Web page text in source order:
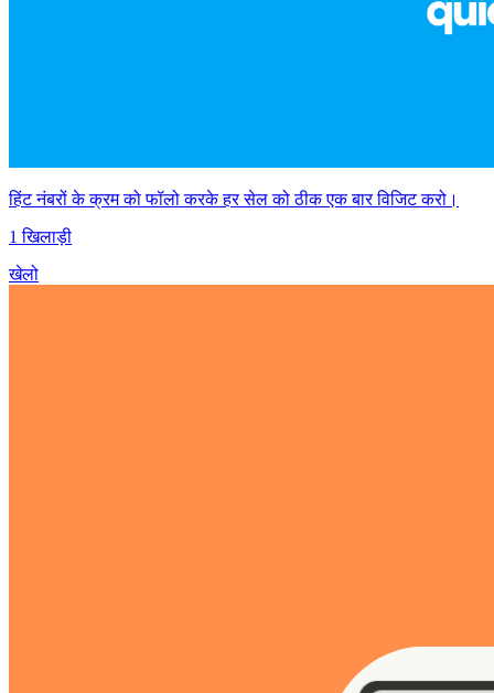
हिंट नंबरों के क्रम को फॉलो करके हर सेल को ठीक एक बार विजिट करो।
1 खिलाड़ी
खेलो